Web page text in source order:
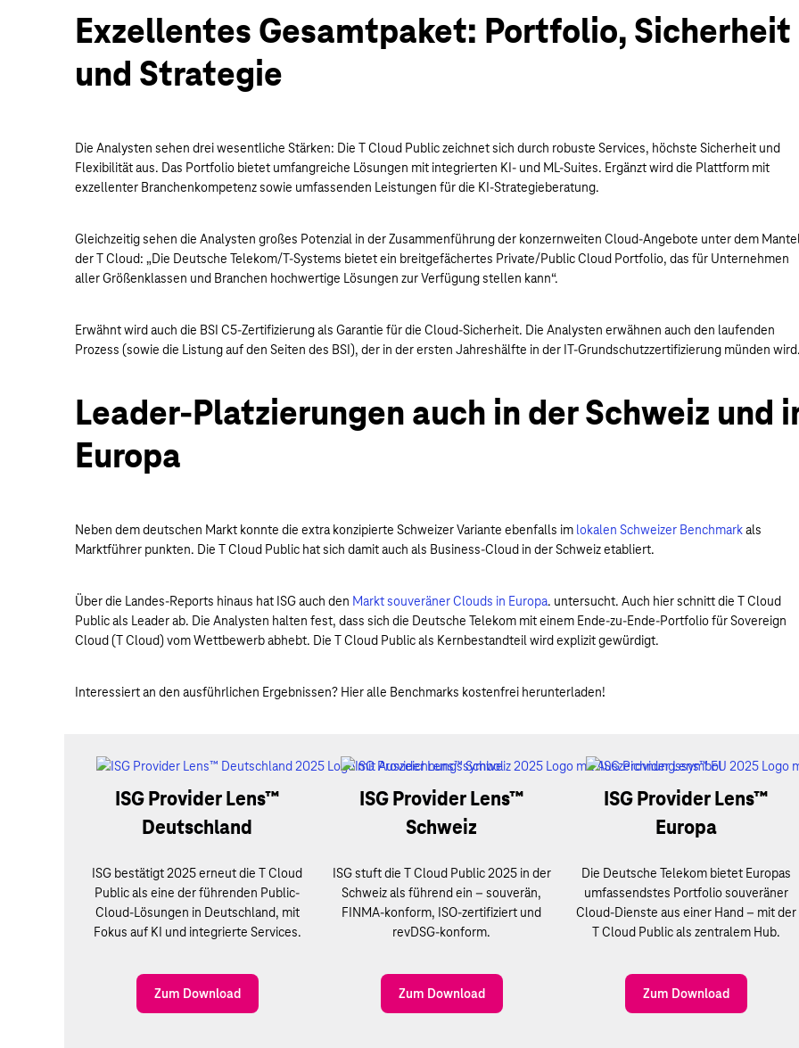
Exzellentes Gesamtpaket: Portfolio, Sicherheit
und Strategie
Die Analysten sehen drei wesentliche Stärken: Die T Cloud Public zeichnet sich durch robuste Services, höchste Sicherheit und
Flexibilität aus. Das Portfolio bietet umfangreiche Lösungen mit integrierten KI- und ML-Suites. Ergänzt wird die Plattform mit
exzellenter Branchenkompetenz sowie umfassenden Leistungen für die KI-Strategieberatung.
Gleichzeitig sehen die Analysten großes Potenzial in der Zusammenführung der konzernweiten Cloud-Angebote unter dem
der T Cloud: „Die Deutsche Telekom/T-Systems bietet ein breitgefächertes Private/Public Cloud Portfolio, das für Unternehmen
aller Größenklassen und Branchen hochwertige Lösungen zur Verfügung stellen kann“.
Erwähnt wird auch die BSI C5-Zertifizierung als Garantie für die Cloud-Sicherheit. Die Analysten erwähnen auch den laufenden
Prozess (sowie die Listung auf den Seiten des BSI), der in der ersten Jahreshälfte in der IT-Grundschutzzertifizierung münden
Leader-Platzierungen auch in der Schweiz und
Europa
Neben dem deutschen Markt konnte die extra konzipierte Schweizer Variante ebenfalls im lokalen Schweizer Benchmarkals
Marktführer punkten. Die T Cloud Public hat sich damit auch als Business-Cloud in der Schweiz etabliert.
Über die Landes-Reports hinaus hat ISG auch den Markt souveräner Clouds in Europa. untersucht. Auch hier schnitt die T Cloud
Public als Leader ab. Die Analysten halten fest, dass sich die Deutsche Telekom mit einem Ende-zu-Ende-Portfolio für Sovereign
Cloud (T Cloud) vom Wettbewerb abhebt. Die T Cloud Public als Kernbestandteil wird explizit gewürdigt.
Interessiert an den ausführlichen Ergebnissen? Hier alle Benchmarks kostenfrei herunterladen!
ISG Provider Lens™
Deutschland
ISG bestätigt 2025 erneut die T Cloud
Public als eine der führenden Public-
Cloud-Lösungen in Deutschland, mit
Fokus auf KI und integrierte Services.
Zum Download
ISG Provider Lens™
Schweiz
ISG stuft die T Cloud Public 2025 in der
Schweiz als führend ein – souverän,
FINMA-konform, ISO-zertifiziert und
revDSG-konform.
Zum Download
ISG Provider Lens™
Europa
Die Deutsche Telekom bietet Europas
umfassendstes Portfolio souveräner
Cloud-Dienste aus einer Hand – mit der
T Cloud Public als zentralem Hub.
Zum Download